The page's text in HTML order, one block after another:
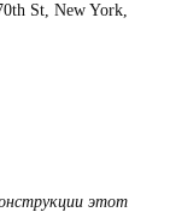
St, New York,
этот